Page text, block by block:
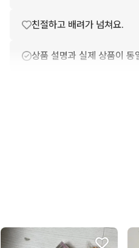
친절하고 배려가 넘쳐요.
상품 설명과 실제 상품이 동
무리한 네고를 하지 않아요.